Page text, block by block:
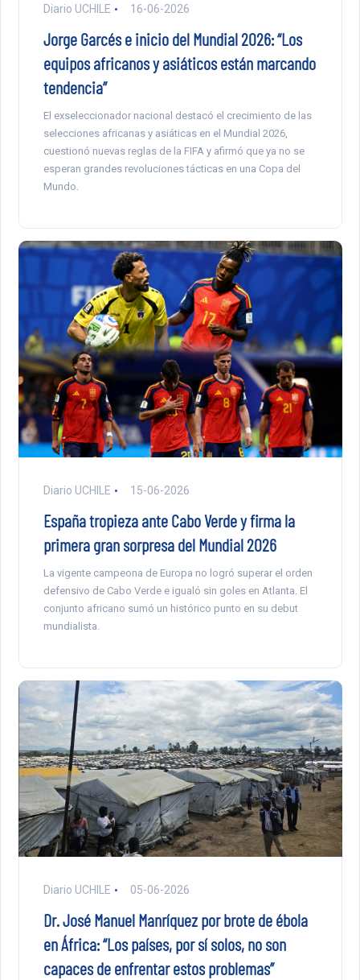
Diario UCHILE 16-06-2026
Jorge Garcés e inicio del Mundial 2026: “Los
equipos africanos y asiáticos están marcando
tendencia”
El exseleccionador nacional destacó el crecimiento de las
selecciones africanas y asiáticas en el Mundial 2026,
cuestionó nuevas reglas de la FIFA y afirmó que ya no se
esperan grandes revoluciones tácticas en una Copa del
Mundo.
Diario UCHILE 15-06-2026
España tropieza ante Cabo Verde y firma la
primera gran sorpresa del Mundial 2026
La vigente campeona de Europa no logró superar el orden
defensivo de Cabo Verde e igualó sin goles en Atlanta. El
conjunto africano sumó un histórico punto en su debut
mundialista.
Diario UCHILE 05-06-2026
Dr. José Manuel Manríquez por brote de ébola
en África: “Los países, por sí solos, no son
capaces de enfrentar estos problemas”